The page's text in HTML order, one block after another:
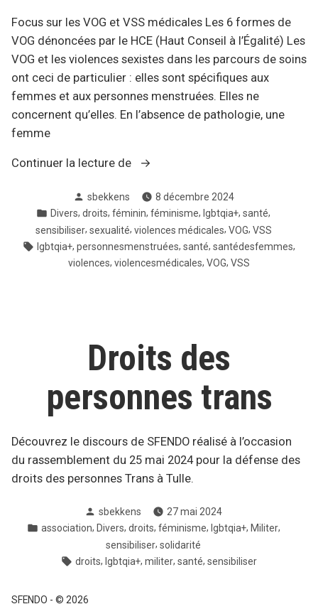
Focus sur les VOG et VSS médicales Les 6 formes de
VOG dénoncées par le HCE (Haut Conseil à l’Égalité) Les
VOG et les violences sexistes dans les parcours de soins
ont ceci de particulier : elles sont spécifiques aux
femmes et aux personnes menstruées. Elles ne
concernent qu’elles. En l’absence de pathologie, une
femme
Continuer la lecture de
« VSS
et
VOG »
Posté
par
sbekkens
8 décembre 2024
Posté
dans
Divers, droits, féminin, féminisme, lgbtqia+, santé,
sensibiliser, sexualité, violences médicales, VOG, VSS
Tags:
lgbtqia+, personnesmenstruées, santé, santédesfemmes,
violences, violencesmédicales, VOG, VSS
Droits des
personnes trans
Découvrez le discours de SFENDO réalisé à l’occasion
du rassemblement du 25 mai 2024 pour la défense des
droits des personnes Trans à Tulle.
Posté
par
sbekkens
27 mai 2024
Posté
association, Divers, droits, féminisme, lgbtqia+, Militer,
sensibiliser, solidarité
Tags:
droits, lgbtqia+, militer, santé, sensibiliser
SFENDO - © 2026